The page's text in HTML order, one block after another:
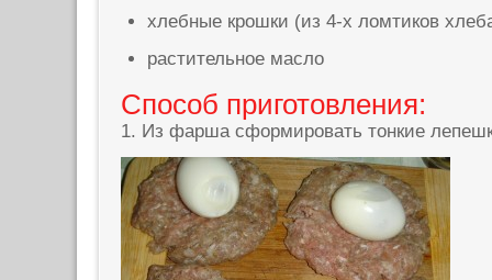
хлебные крошки (из 4-х ломтиков
растительное масло
Способ приготовления:
1. Из фарша сформировать тонкие